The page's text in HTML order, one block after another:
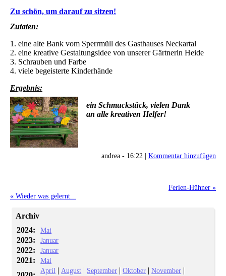
Zu schön, um darauf zu sitzen!
Zutaten:
1. eine alte Bank vom Sperrmüll des Gasthauses Neckartal
2. eine kreative Gestaltungsidee von unserer Gärtnerin Heide
3. Schrauben und Farbe
4. viele begeisterte Kinderhände
Ergebnis:
ein Schmuckstück, vielen Dank
an alle kreativen Helfer!
andrea - 16:22 | Kommentar hinzufügen
Ferien-Hühner »
« Wieder was gelernt...
Archiv
2024:
Mai
2023: Januar
2022: Januar
2021: Mai
April | August | September |Oktober |November |